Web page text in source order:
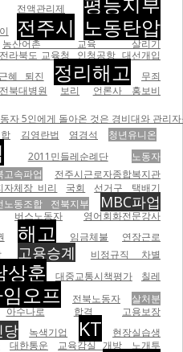
전액관리제
전주시 노동탄압
농산어촌 교육 살리기
전라북도 교육청 인청공항 대선개입
혜 퇴진 정리해고 무죄
북대병원 보리 언론사 홍보비
자 5인에게 돌아온 것은 경비대와 관
김영란법 염경석
청년유니온
2011민들레순례단 노동자
고속파업
전주시근로자종합복지관
자체장 비리 국회 선거구
택배기
노동조합 전북지부 MBC파업
버스노동자 영어회화전문강사
해고 임금체불
연장근로
고용승계
비정규직 차별
상훈 대중교통시책평가 칠레
오프 전북노동자
살처분
아수나로 합격
고용보장
당 녹색기업 KT
현장실습생
대한통운 교육감실 개방 노개투